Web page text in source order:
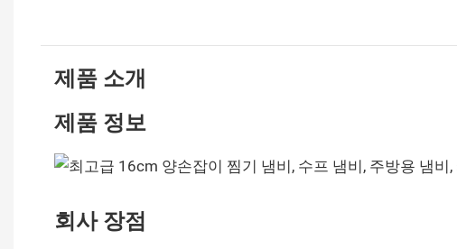
제품 소개
제품 정보
회사 장점